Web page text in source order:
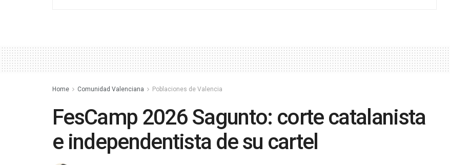
Home Comunidad Valenciana Poblaciones de Valencia
FesCamp 2026 Sagunto: corte catalanista
e independentista de su cartel